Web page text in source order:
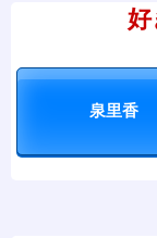
好